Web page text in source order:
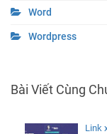
Word
Wordpress
Bài Viết Cùng
Link